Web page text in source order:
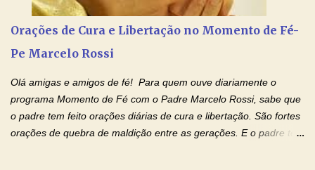
estão doentes, pais que estão longe dos filhos, pais que já são
falecidos, pais que tem problemas com vícios, enfim, vamos orar
Orações de Cura e Libertação no Momento de Fé-
Pe Marcelo Rossi
Olá amigas e amigos de fé! Para quem ouve diariamente o
programa Momento de Fé com o Padre Marcelo Rossi, sabe que
o padre tem feito orações diárias de cura e libertação. São fortes
orações de quebra de maldição entre as gerações. E o padre tem